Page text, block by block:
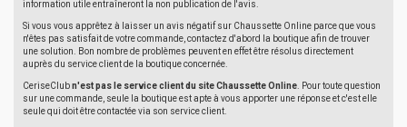
information utile entraîneront la non publication de l'avis.
Si vous vous apprêtez à laisser un avis négatif sur Chaussette Online parce que vous
n'êtes pas satisfait de votre commande, contactez d'abord la boutique afin de trouver
une solution. Bon nombre de problèmes peuvent en effet être résolus directement
auprès du service client de la boutique concernée.
CeriseClubn'est pas le service client du site Chaussette Online . Pour toute question
sur une commande, seule la boutique est apte à vous apporter une réponse et c'est elle
seule qui doit être contactée via son service client.